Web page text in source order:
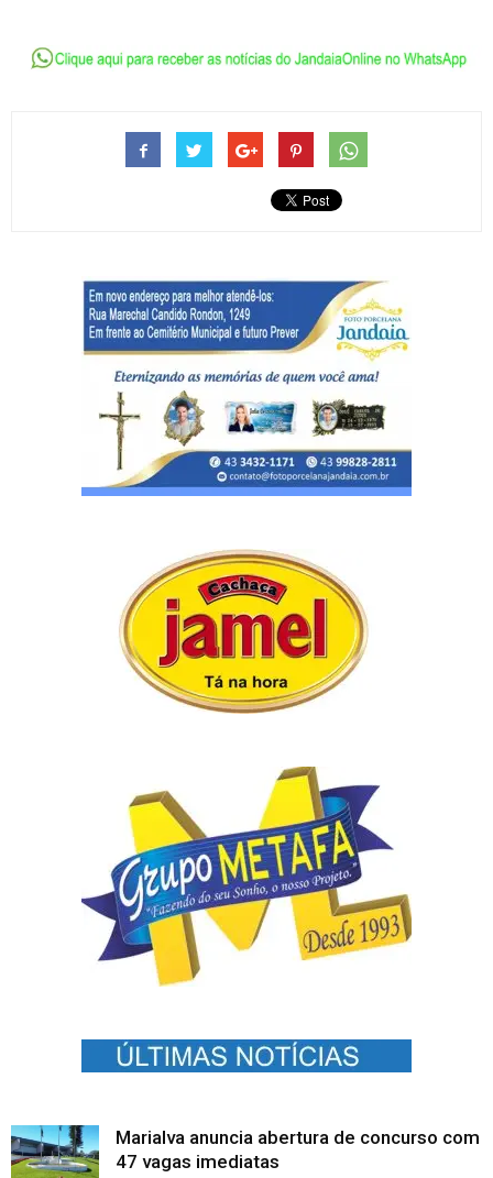
Marialva anuncia abertura de concurso com
47 vagas imediatas